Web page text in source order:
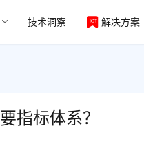
技术洞察 解决方案
指标体系？